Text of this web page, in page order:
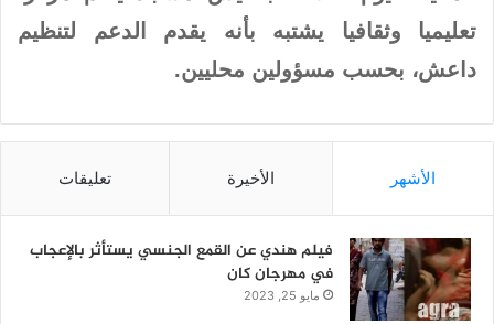
تعليميا وثقافيا يشتبه بأنه يقدم الدعم لتنظيم
داعش، بحسب مسؤولين محليين.
الأشهر الأخيرة تعليقات
فيلم هندي عن القمع الجنسي يستأثر بالإعجاب
في مهرجان كان
مايو 25, 2023